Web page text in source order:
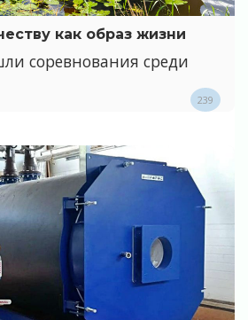
как образ жизни
соревнования среди
239